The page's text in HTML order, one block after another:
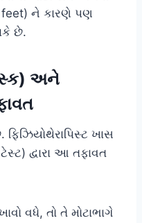
feet) ને કારણે પણ
છે.
અને
ખાસ
દ્વારા આ તફાવત
વધે, તો તે મોટાભાગે